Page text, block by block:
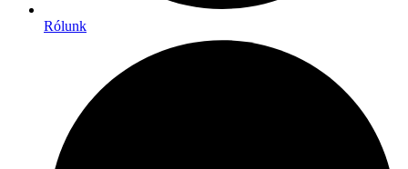
Rólunk